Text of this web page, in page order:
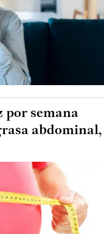
por semana
abdominal,